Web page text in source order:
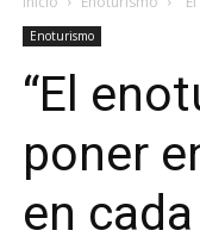
Enoturismo
“El
poner
en